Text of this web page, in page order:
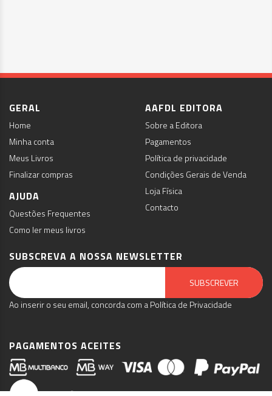
GERAL
Home
Minha conta
Meus Livros
Finalizar compras
AJUDA
Questões Frequentes
Como ler meus livros
AAFDL EDITORA
Sobre a Editora
Pagamentos
Política de privacidade
Condições Gerais de Venda
Loja Física
Contacto
SUBSCREVA A NOSSA NEWSLETTER
SUBSCREVER
Email Marketing by E-goi
Ao inserir o seu email, concorda com a Política de Privacidade
PAGAMENTOS ACEITES